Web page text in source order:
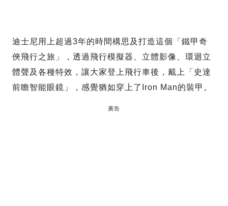
迪士尼用上超過3年的時間構思及打造這個「鐵甲奇
俠飛行之旅」，透過飛行模擬器、立體影像、環迴立
體聲及各種特效，讓大家登上飛行車後，戴上「史達
前瞻智能眼鏡」，感覺猶如穿上了Iron Man的裝甲。
廣告